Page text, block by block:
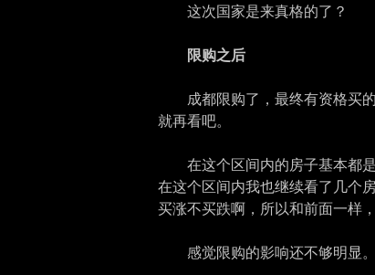
这次国家是来真格的了？
限购之后
成都限购了，最终有资格买
就再看吧。
在这个区间内的房子基本都
在这个区间内我也继续看了几个
买涨不买跌啊，所以和前面一样
感觉限购的影响还不够明显。